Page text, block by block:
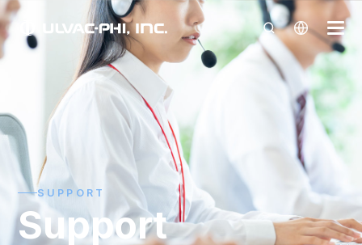
SUPPORT
Support